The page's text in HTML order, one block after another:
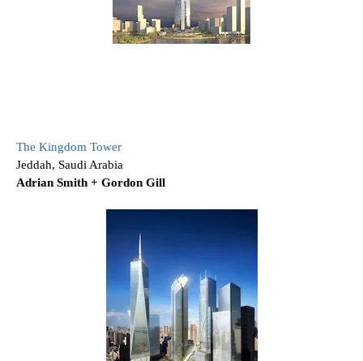
The Kingdom Tower
Jeddah, Saudi Arabia
Adrian Smith + Gordon Gill